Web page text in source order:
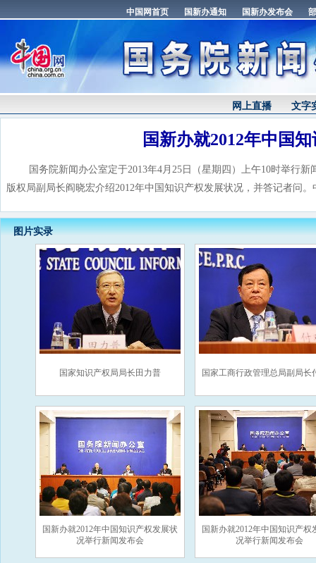
网上直播 文字
国新办就2012年中国
国务院新闻办公室定于2013年4月25日（星期四）上午10时举行新
版权局副局长阎晓宏介绍2012年中国知识产权发展状况，并答记者问
图片实录
国家知识产权局局长田力普 国家工商行政管理总局副局长
国新办就2012年中国知识产权发展状
况举行新闻发布会
国新办就2012年中国知识产权
况举行新闻发布会